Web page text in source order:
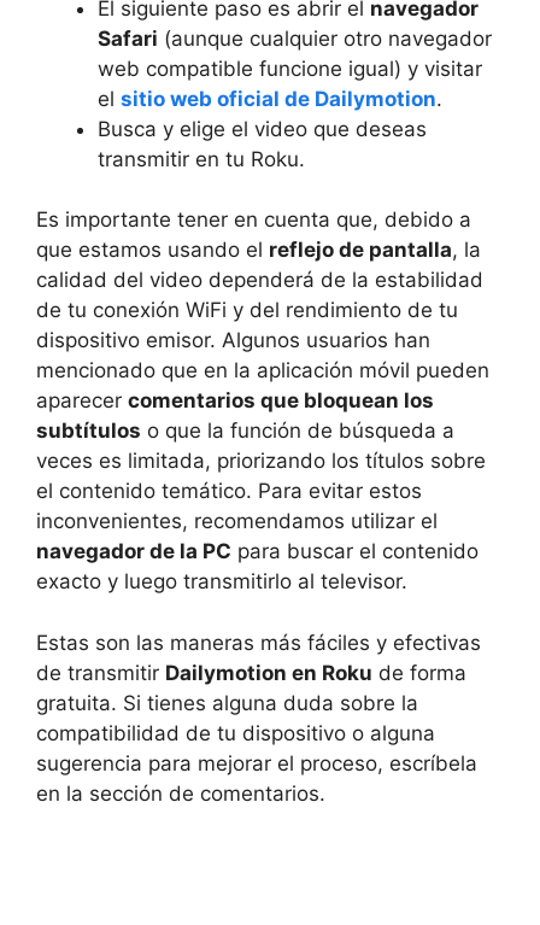
El siguiente paso es abrir el navegador
Safari (aunque cualquier otro navegador
web compatible funcione igual) y visitar
el sitio web oficial de Dailymotion.
Busca y elige el video que deseas
transmitir en tu Roku.
Es importante tener en cuenta que, debido a
que estamos usando el reflejo de pantalla, la
calidad del video dependerá de la estabilidad
de tu conexión WiFi y del rendimiento de tu
dispositivo emisor. Algunos usuarios han
mencionado que en la aplicación móvil pueden
aparecer comentarios que bloquean los
subtítulos o que la función de búsqueda a
veces es limitada, priorizando los títulos sobre
el contenido temático. Para evitar estos
inconvenientes, recomendamos utilizar el
navegador de la PC para buscar el contenido
exacto y luego transmitirlo al televisor.
Estas son las maneras más fáciles y efectivas
de transmitir Dailymotion en Roku de forma
gratuita. Si tienes alguna duda sobre la
compatibilidad de tu dispositivo o alguna
sugerencia para mejorar el proceso, escríbela
en la sección de comentarios.